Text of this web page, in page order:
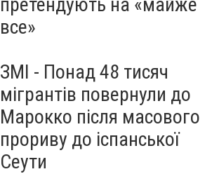
все»
ЗМІ - Понад 48 тисяч
мігрантів повернули до
Марокко після масового
прориву до іспанської
Сеути